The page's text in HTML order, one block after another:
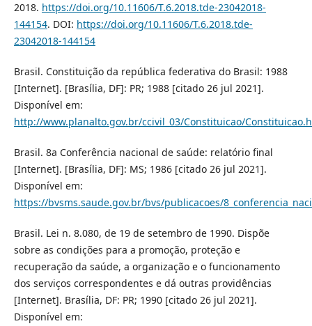
2018. https://doi.org/10.11606/T.6.2018.tde-23042018-
144154. DOI: https://doi.org/10.11606/T.6.2018.tde-
23042018-144154
Brasil. Constituição da república federativa do Brasil: 1988
[Internet]. [Brasília, DF]: PR; 1988 [citado 26 jul 2021].
Disponível em:
http://www.planalto.gov.br/ccivil_03/Constituicao/
Brasil. 8a Conferência nacional de saúde: relatório final
[Internet]. [Brasília, DF]: MS; 1986 [citado 26 jul 2021].
Disponível em:
https://bvsms.saude.gov.br/bvs/publicacoes/
Brasil. Lei n. 8.080, de 19 de setembro de 1990. Dispõe
sobre as condições para a promoção, proteção e
recuperação da saúde, a organização e o funcionamento
dos serviços correspondentes e dá outras providências
[Internet]. Brasília, DF: PR; 1990 [citado 26 jul 2021].
Disponível em: